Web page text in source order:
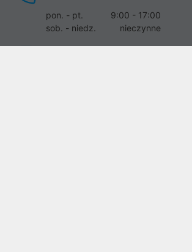
pon. - pt.
9:00 - 17:00
sob. - niedz.
nieczynne